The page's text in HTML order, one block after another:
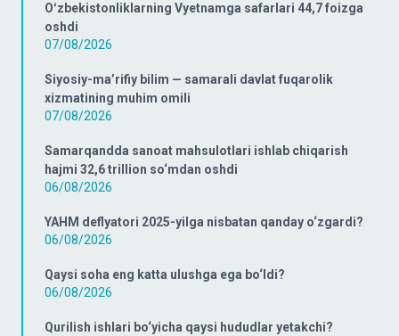
Oʻzbekistonliklarning Vyetnamga safarlari 44,7 foizga
oshdi
07/08/2026
Siyosiy-ma’rifiy bilim — samarali davlat fuqarolik
xizmatining muhim omili
07/08/2026
Samarqandda sanoat mahsulotlari ishlab chiqarish
hajmi 32,6 trillion so‘mdan oshdi
06/08/2026
YAHM deflyatori 2025-yilga nisbatan qanday o‘zgardi?
06/08/2026
Qaysi soha eng katta ulushga ega bo‘ldi?
06/08/2026
Qurilish ishlari bo‘yicha qaysi hududlar yetakchi?